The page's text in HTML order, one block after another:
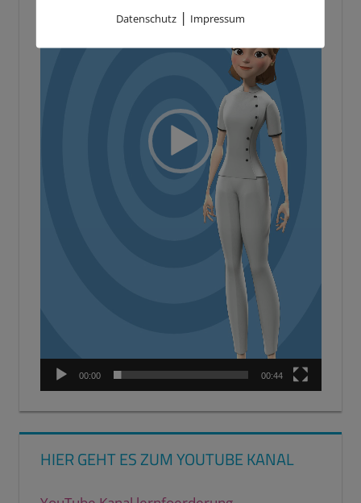
00:00 00:44
HIER GEHT ES ZUM YOUTUBE KANAL
Datenschutz| Impressum